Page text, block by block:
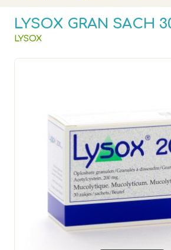
LYSOX GRAN SACH
LYSOX